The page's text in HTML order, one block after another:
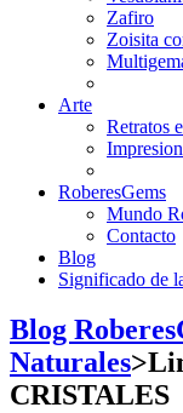
Zafiro
Zoisita
Arte
Retratos
RoberesGems
Mundo
Contacto
Blog
Significado de
Blog
Naturales>
CRISTALES